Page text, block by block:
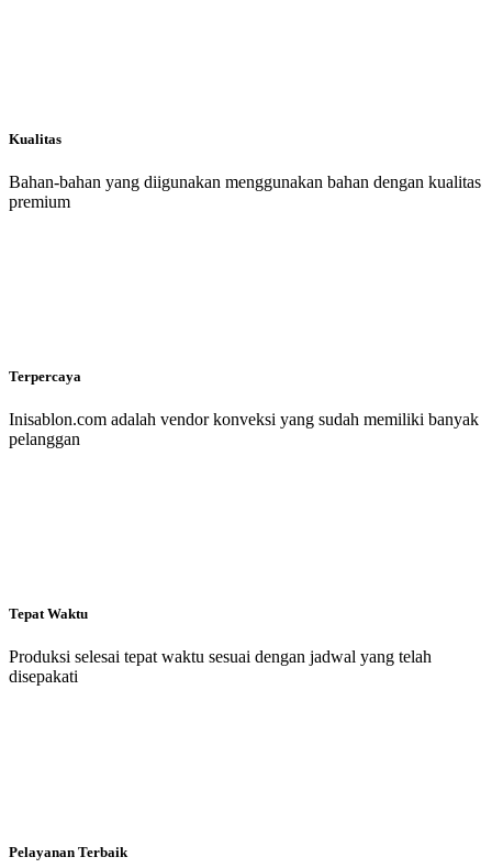
Kualitas
Bahan-bahan yang diigunakan menggunakan bahan dengan kualitas
premium
Terpercaya
Inisablon.com adalah vendor konveksi yang sudah memiliki banyak
pelanggan
Tepat Waktu
Produksi selesai tepat waktu sesuai dengan jadwal yang telah
disepakati
Pelayanan Terbaik